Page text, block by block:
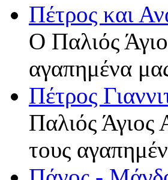
Πέτρος και
Ο Παλιός
αγαπημένα
Πέτρος
Παλιός Άγιος
τους